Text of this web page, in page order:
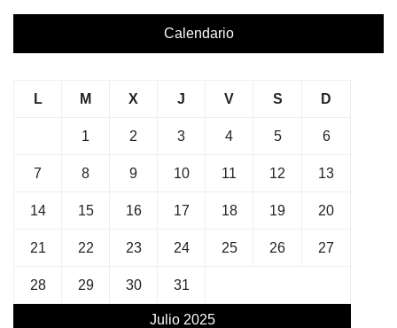
Calendario
Julio 2025
L M X J V S D
1 2 3 4 5 6
7 8 9 10 11 12 13
14 15 16 17 18 19 20
21 22 23 24 25 26 27
28 29 30 31